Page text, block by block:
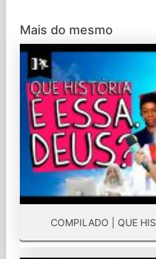
Mais do mesmo
COMPILADO | QUE